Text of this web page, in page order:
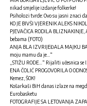
nikad smjelije izdanje folkerke!
Psiholozi tvrde: Ovo su jasni znaci
KO JE BIVŠI VJERENIK ALEKS
PJEVAČICA RODILA
bebama (FOTO)
ANJA BLA IZVRIJEĐALA MAJKU
moju mamu da je…“
„STIŽU RODE…“ Rijaliti učesnica
ENA ČOLIĆ PROGOVORILA O
Kemez, ŠOK!
Košarkaši BiH danas izlaze na
Eurobasketu
FOTOGRAFIJE SA LETOVANJA